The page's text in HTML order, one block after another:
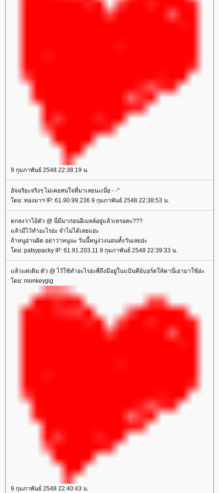
9 กุมภาพันธ์ 2548 22:38:19 น.
อัจฉริยะจริงๆ ไม่เคยสนใจที่มาเลยนะเนี่ย - -"
ดย: ทองมาฯ IP: 61.90.99.236 9 กุมภาพันธ์ 2548 22:38:53 น.
ตกลงว่าไอ้ตัว @ นี่มีมาก่อนอีเมลล์อยู่แล้วเหรอคะ???
ล้วมีไว้ทำอะไรอ่ะ จำไม่ได้เลยแฮะ
ถ้าหนูอ่านผิด อย่าว่าหนูนะ วันนี้หนูง่วงนอนทั้งวันเลยอ่ะ
ดย: patsypacky IP: 61.91.203.11 9 กุมภาพันธ์ 2548 22:39:33 น.
ล้วแต่เดิม ตัว @ ไว้ใช้ทำอะไรอ่ะพี่ถึงมีอยู่ในแป้นคีย์บอร์ดให้ตานี่เอามาใช้อ่ะ
ดย: monkeygig
9 กุมภาพันธ์ 2548 22:40:43 น.